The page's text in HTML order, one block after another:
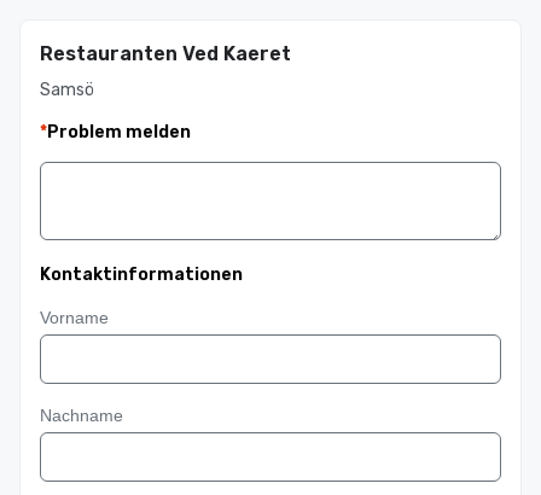
Restauranten Ved Kaeret
Samsö
*Problem melden
Kontaktinformationen
Vorname
Nachname